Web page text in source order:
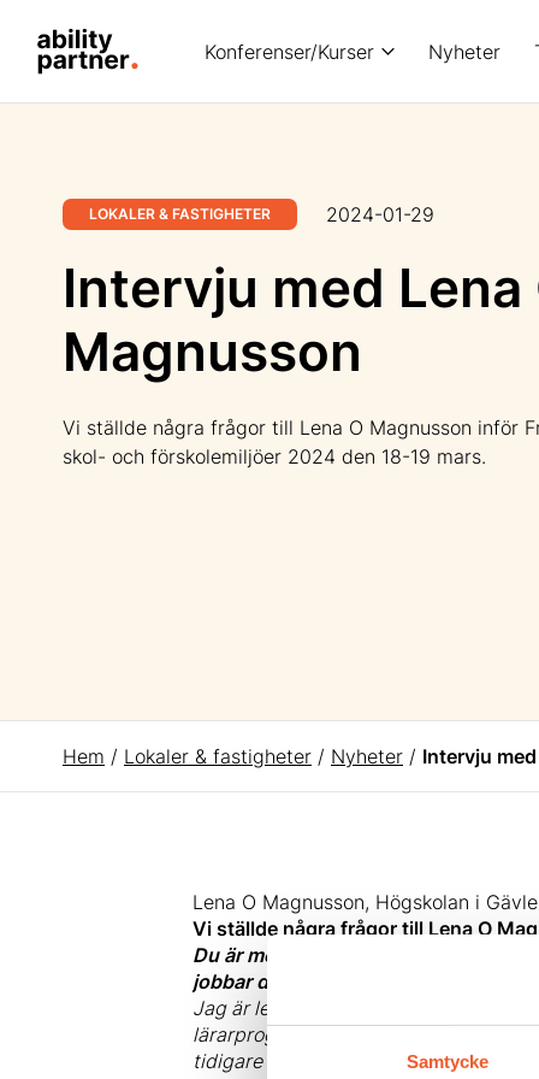
Samtycke
Konferenser/Kurser Nyheter
LOKALER & FASTIGHETER 2024-01-29
Intervju med Lena
Magnusson
Vi ställde några frågor till Lena O Magnusson inför
skol- och förskolemiljöer 2024 den 18-19 mars.
Hem / Lokaler & fastigheter / Nyheter / Intervju
Lena O Magnusson, Högskolan i
Vi ställde några frågor till Lena O
Du är med som föreläsare på Ability
jobbar du med idag och din bakgrund?
Jag är lektor i bildpedagogik vid
lärarprogram och att jag samtidigt
tidigare arbetat en kvartsekel som